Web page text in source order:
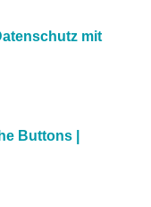
mit
Buttons |